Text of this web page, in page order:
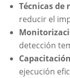
Técnicas de
reducir el
detección
ejecución